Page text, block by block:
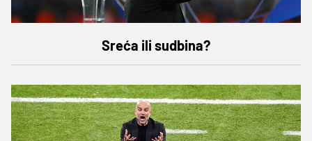
Sreća ili sudbina?